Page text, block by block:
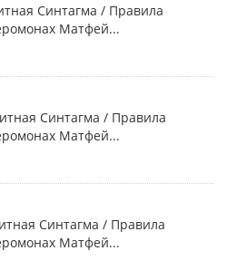
Синтагма / Правила
Матфей...
Синтагма / Правила
Матфей...
Синтагма / Правила
Матфей...